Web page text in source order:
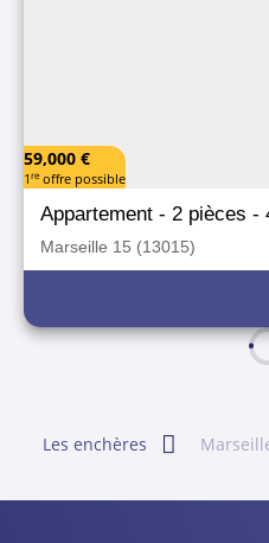
59,000 €
1 re offre possible
Appartement - 2 pièces -
Marseille 15 (13015)
Les enchères